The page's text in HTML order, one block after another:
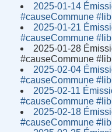
2025-01-14
#causeCommune
2025-01-21
#causeCommune
2025-01-28
#causeCommune
2025-02-04
#causeCommune
2025-02-11
#causeCommune
2025-02-18
#causeCommune